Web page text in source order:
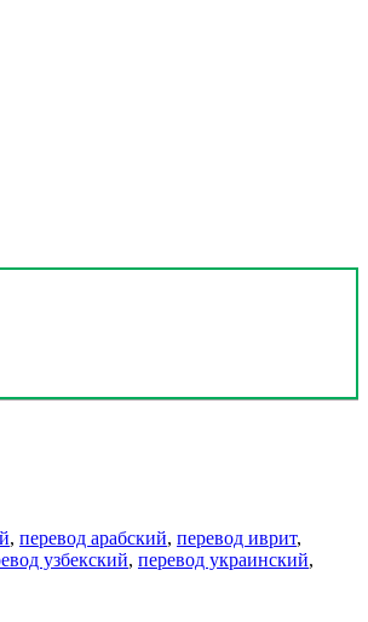
, перевод арабский, перевод иврит,
узбекский, перевод украинский,